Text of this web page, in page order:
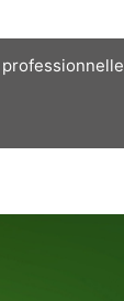
professionnelle